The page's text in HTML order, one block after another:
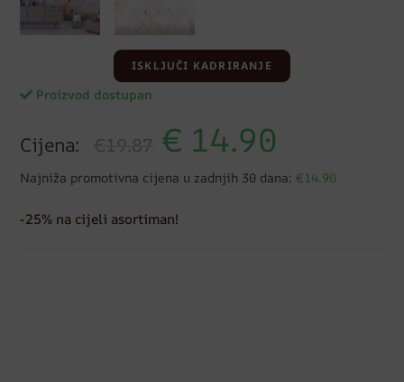
ISKLJUČI KADRIRANJE
Proizvod dostupan
Cijena: €19.87 € 14.90
Najniža promotivna cijena u zadnjih 30 dana: €14.90
-25% na cijeli asortiman!